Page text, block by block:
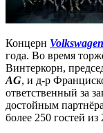
Концерн Volkswagen
года. Во время
Винтеркорн,
AG, и д-р
ответственный за
достойным
более 250 гостей из